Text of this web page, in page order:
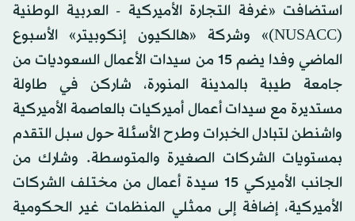
استضافت «غرفة التجارة الأميركية - العربية الوطنية
(NUSACC)» وشركة «هالكيون إنكوبيتر» الأسبوع
الماضي وفدا يضم 15 من سيدات الأعمال السعوديات من
جامعة طيبة بالمدينة المنورة، شاركن في طاولة
مستديرة مع سيدات أعمال أميركيات بالعاصمة الأميركية
واشنطن لتبادل الخبرات وطرح الأسئلة حول سبل التقدم
بمستويات الشركات الصغيرة والمتوسطة. وشارك من
الجانب الأميركي 15 سيدة أعمال من مختلف الشركات
الأميركية، إضافة إلى ممثلي المنظمات غير الحكومية